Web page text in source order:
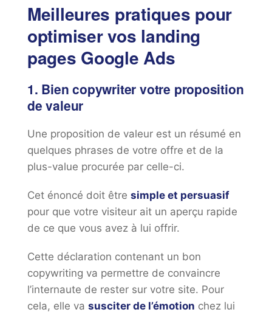
Meilleures pratiques pour
optimiser vos landing
pages Google Ads
1. Bien copywriter votre proposition
de valeur
Une proposition de valeur est un résumé en
quelques phrases de votre offre et de la
plus-value procurée par celle-ci.
Cet énoncé doit être simple et persuasif
pour que votre visiteur ait un aperçu rapide
de ce que vous avez à lui offrir.
Cette déclaration contenant un bon
copywriting va permettre de convaincre
l’internaute de rester sur votre site. Pour
cela, elle va susciter de l’émotion chez lui